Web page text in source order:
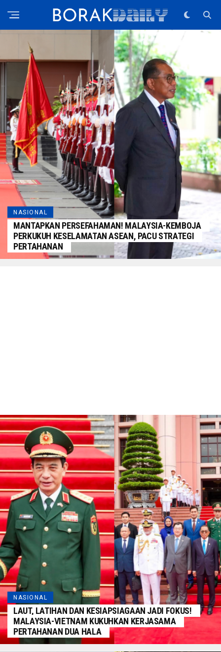
NASIONAL
MANTAPKAN PERSEFAHAMAN! MALAYSIA-KEMBOJA
PERKUKUH KESELAMATAN ASEAN, PACU STRATEGI
PERTAHANAN
NASIONAL
LAUT, LATIHAN DAN KESIAPSIAGAAN JADI FOKUS!
MALAYSIA-VIETNAM KUKUHKAN KERJASAMA
PERTAHANAN DUA HALA